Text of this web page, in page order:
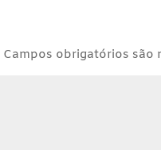
Campos obrigatórios são